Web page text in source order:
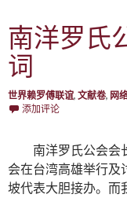
南洋罗氏
词
世界赖罗傅联谊, 文献卷, 网
添加评论
南洋罗氏公会会
会在台湾高雄举行及
坡代表大胆接办。而